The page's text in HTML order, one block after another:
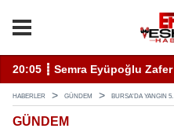
Hizmet İçin Bilinmesi
20:05 ┋ Semra Eyüpoğlu Zafer
HABERLER GÜNDEM BURSA'DA YANGIN
GÜNDEM